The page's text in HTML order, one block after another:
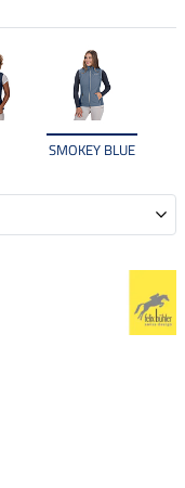
SMOKEY BLUE